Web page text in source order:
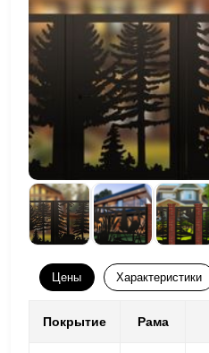
Цены Характеристики
Покрытие Рама